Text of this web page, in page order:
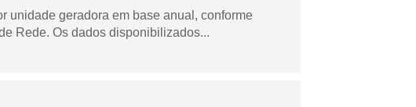
unidade geradora em base anual, conforme
Rede. Os dados disponibilizados...